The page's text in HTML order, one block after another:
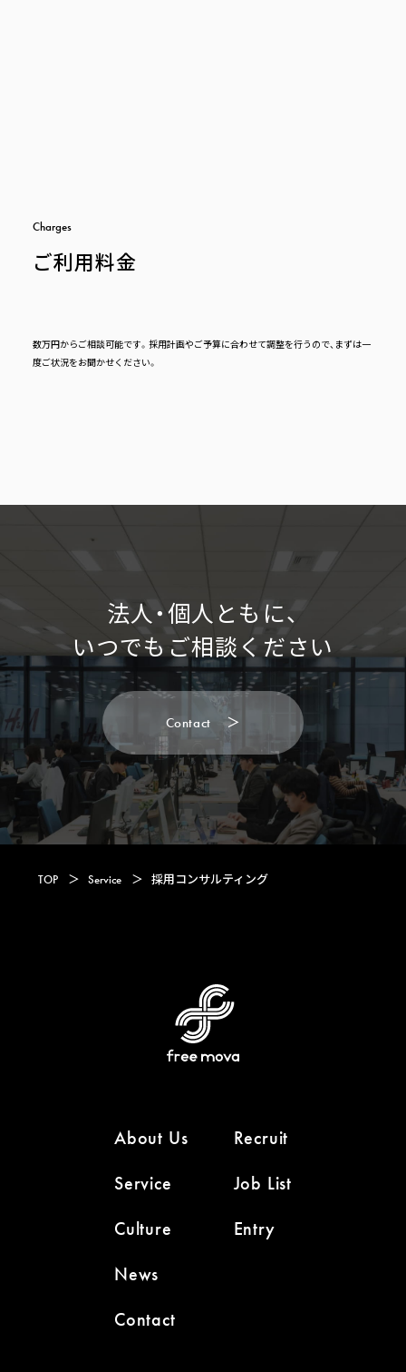
Charges
ご利用料金
数万円からご相談可能です。採用計画やご予算に合わせて調整を行うので、まずは一
度ご状況をお聞かせください。
法人・個人ともに、
いつでもご相談ください
Contact
C
＞
TOP ＞ Service ＞ 採用コンサルティング
About Us
Service
Culture
News
Contact
Recruit
Job List
Entry